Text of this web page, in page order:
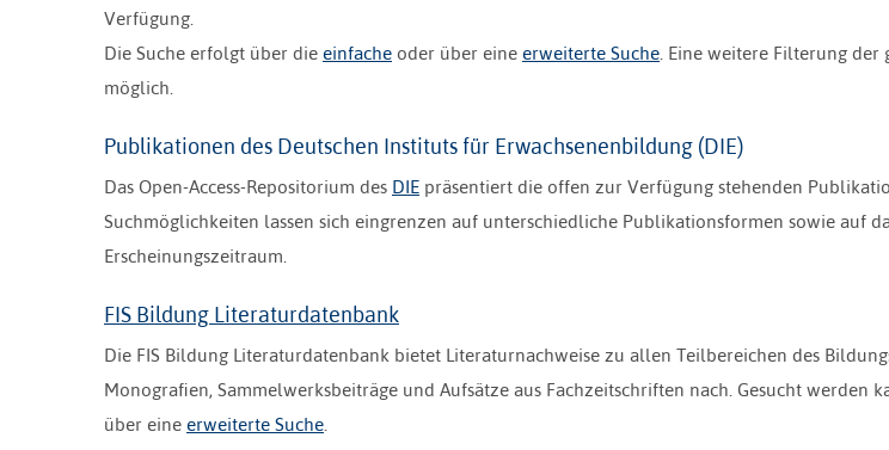
Verfügung.
Die Suche erfolgt über die einfache oder über eine erweiterte Suche . Eine weitere Filterung
möglich.
Publikationen des Deutschen Instituts für Erwachsenenbildung (DIE)
Das Open-Access-Repositorium des DIE präsentiert die offen zur Verfügung stehenden
Suchmöglichkeiten lassen sich eingrenzen auf unterschiedliche Publikationsformen sowie auf
Erscheinungszeitraum.
FIS Bildung Literaturdatenbank
Die FIS Bildung Literaturdatenbank bietet Literaturnachweise zu allen Teilbereichen des
Monografien, Sammelwerksbeiträge und Aufsätze aus Fachzeitschriften nach. Gesucht werden
über eine erweiterte Suche